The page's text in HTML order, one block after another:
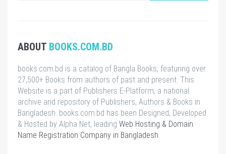
ABOUT BOOKS.COM.BD
books.com.bd is a catalog of Bangla Books, featuring over
27,500+ Books from authors of past and present. This
Website is a part of Publishers E-Platform, a national
archive and repository of Publishers, Authors & Books in
Bangladesh. books.com.bd has been Designed, Developed
& Hosted by Alpha Net, leading Web Hosting & Domain
Name Registration Company in Bangladesh.